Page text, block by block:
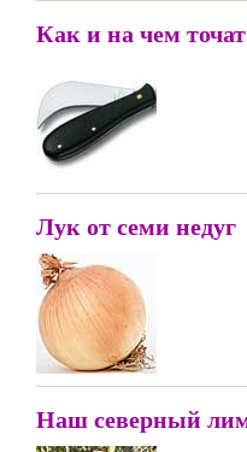
Как и на чем
Лук от семи недуг
Наш северный